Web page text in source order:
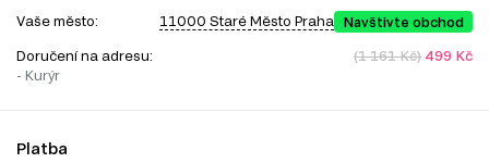
Vaše město: 11000 Staré Město Praha Navštivte obchod
Doručení na adresu:
- Kurýr
(1 161 Kč) 499 Kč
Platba